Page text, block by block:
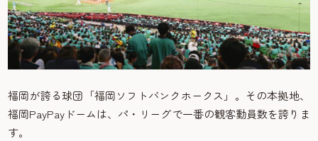
福岡が誇る球団「福岡ソフトバンクホークス」。その本拠地、
福岡PayPayドームは、パ・リーグで一番の観客動員数を誇りま
す。